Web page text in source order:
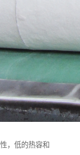
，低的热容和